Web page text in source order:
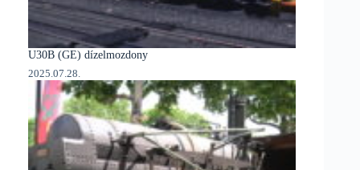
U30B (GE) dízelmozdony
2025.07.28.